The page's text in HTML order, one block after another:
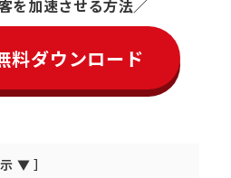
を加速させる方法
料ダウンロード
▼ ］